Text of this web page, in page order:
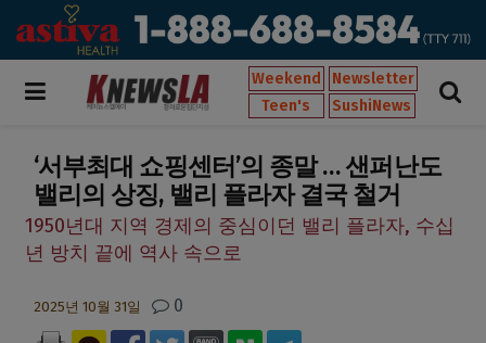
Weekend
Newsletter
Teen's
SushiNews
‘서부최대 쇼핑센터’의 종말 … 샌퍼난도
밸리의 상징, 밸리 플라자 결국 철거
1950년대 지역 경제의 중심이던 밸리 플라자, 수십
년 방치 끝에 역사 속으로
2025년 10월 31일 0